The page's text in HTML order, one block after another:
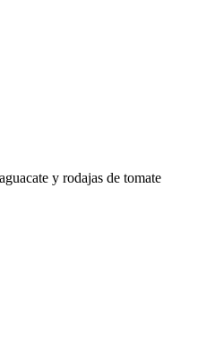
y rodajas de tomate